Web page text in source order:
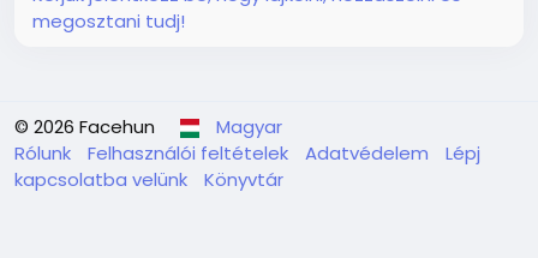
megosztani tudj!
© 2026 Facehun
Magyar
Rólunk
Felhasználói feltételek Adatvédelem
Lépj
kapcsolatba velünk
Könyvtár